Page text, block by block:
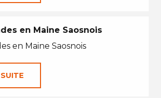
en Maine Saosnois
en Maine Saosnois